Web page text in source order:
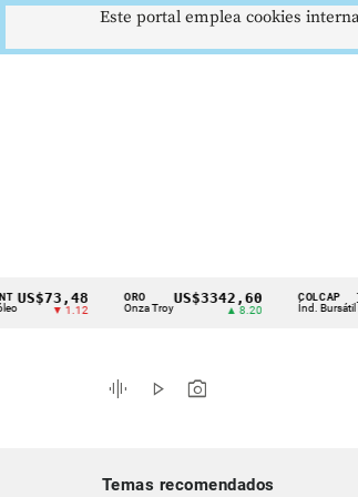
Cintillo
indicadores
económicos
▼ 1.12
ORO
Onza Troy
US$3342,60 COLCAP
Índ. Bursátil
graphic_eq play_arrow photo_camera
Temas recomendados
Este portal emplea cookies